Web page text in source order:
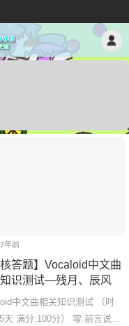
7年前
核答题】Vocaloid中文曲
识测试—残月、辰风
中文曲相关知识测试 （时
天 满分:100分） 零.前言说明